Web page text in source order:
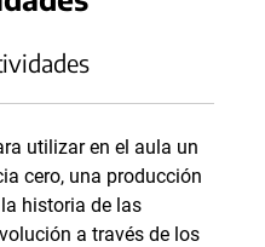
utilizar en el aula un
cero, una producción
historia de las
a través de los